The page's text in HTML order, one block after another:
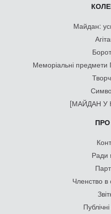
Майдан:
Меморіальні предмети
[МАЙДАН У
Ради
Членство в